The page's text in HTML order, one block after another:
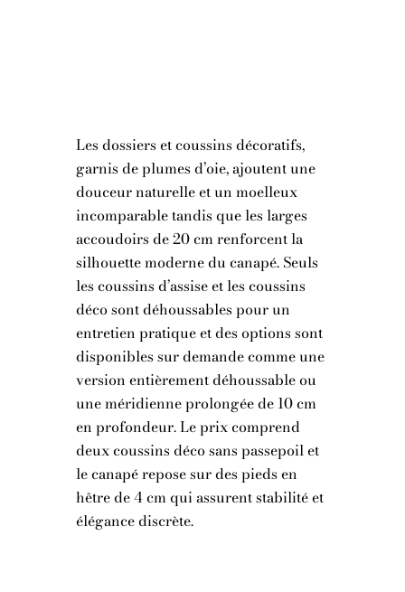
Les dossiers et coussins décoratifs,
garnis de plumes d’oie, ajoutent une
douceur naturelle et un moelleux
incomparable tandis que les larges
accoudoirs de 20 cm renforcent la
silhouette moderne du canapé. Seuls
les coussins d’assise et les coussins
déco sont déhoussables pour un
entretien pratique et des options sont
disponibles sur demande comme une
version entièrement déhoussable ou
une méridienne prolongée de 10 cm
en profondeur. Le prix comprend
deux coussins déco sans passepoil et
le canapé repose sur des pieds en
hêtre de 4 cm qui assurent stabilité et
élégance discrète.